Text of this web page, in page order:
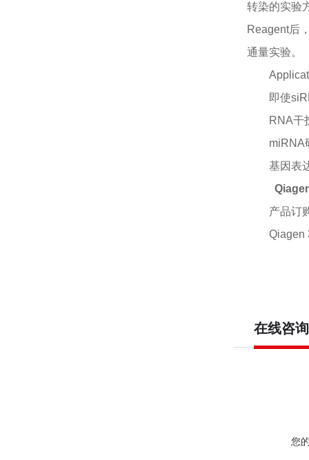
转染的实验
Reagent后
通量实验。
即使
RNA干
miRNA
基因表
产品订
Qiagen
在线咨询
您